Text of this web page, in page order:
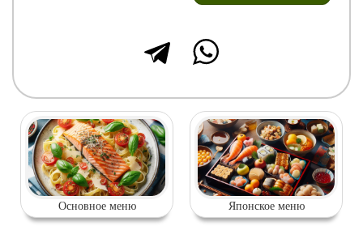
Основное меню Японское меню